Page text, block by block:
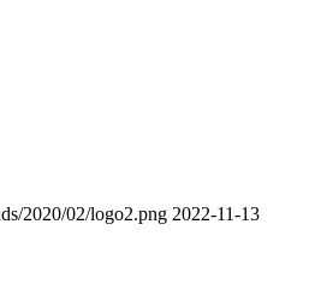
2020/02/logo2.png 2022-11-13